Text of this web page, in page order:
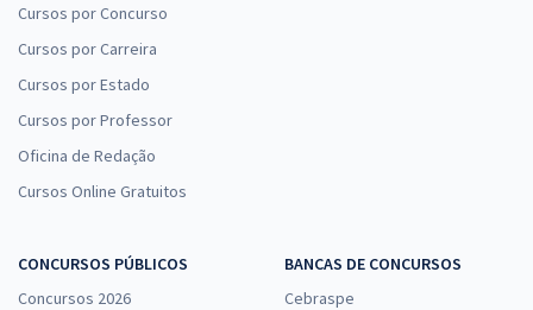
Cursos por Concurso
Cursos por Carreira
Cursos por Estado
Cursos por Professor
Oficina de Redação
Cursos Online Gratuitos
CONCURSOS PÚBLICOS
Concursos 2026
BANCAS DE CONCURSOS
Cebraspe